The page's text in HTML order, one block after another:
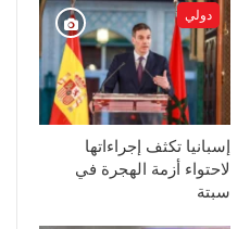
دولي
إسبانيا تكثف إجراءاتها
لاحتواء أزمة الهجرة في
سبتة